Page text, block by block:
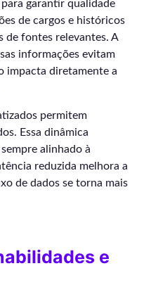
garantir qualidade
de cargos e históricos
de fontes relevantes. A
informações evitam
impacta diretamente a
permitem
Essa dinâmica
alinhado à
reduzida melhora a
de dados se torna mais
e